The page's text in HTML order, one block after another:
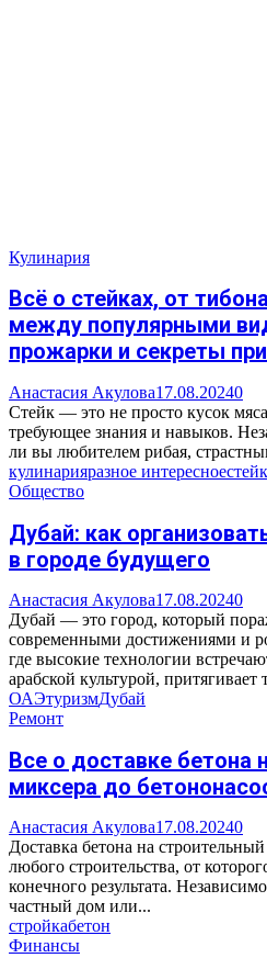
Кулинария
Всё о стейках, от
между популярными
прожарки и секреты
Анастасия Акулова17.08.20240
Стейк — это не просто кусок
требующее знания и навыков.
ли вы любителем рибая,
кулинарияразное интересноестейк
Общество
Дубай: как
в городе будущего
Анастасия Акулова17.08.20240
Дубай — это город, который
современными достижениями и
где высокие технологии
арабской культурой, притягивает
ОАЭтуризмДубай
Ремонт
Все о доставке бетона
миксера до
Анастасия Акулова17.08.20240
Доставка бетона на
любого строительства, от
конечного результата.
частный дом или...
стройкабетон
Финансы